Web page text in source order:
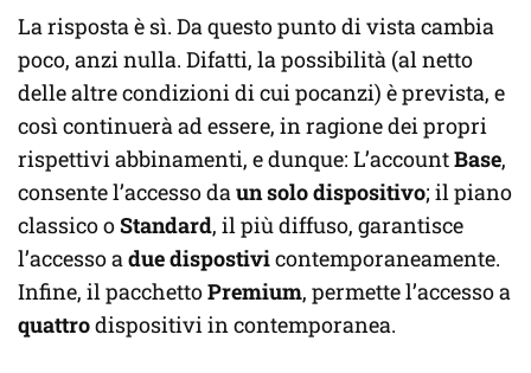
La risposta è sì. Da questo punto di vista cambia
poco, anzi nulla. Difatti, la possibilità (al netto
delle altre condizioni di cui pocanzi) è prevista, e
così continuerà ad essere, in ragione dei propri
rispettivi abbinamenti, e dunque: L’accountBase,
consente l’accesso daun solo dispositivo; il piano
classico oStandard, il più diffuso, garantisce
l’accesso adue dispostivicontemporaneamente.
Infine, il pacchettoPremium, permette l’accesso a
quattrodispositivi in contemporanea.